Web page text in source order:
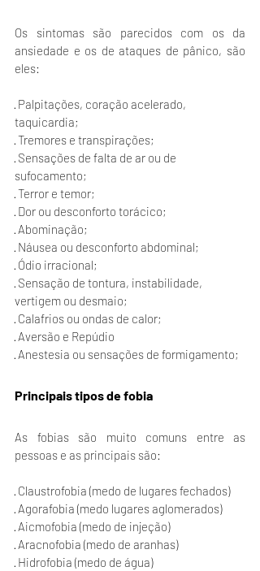
Os sintomas são parecidos com os da
ansiedade e os de ataques de pânico, são
eles:
· Palpitações, coração acelerado,
taquicardia;
· Tremores e transpirações;
· Sensações de falta de ar ou de
sufocamento;
· Terror e temor;
· Dor ou desconforto torácico;
· Abominação;
· Náusea ou desconforto abdominal;
· Ódio irracional;
· Sensação de tontura, instabilidade,
vertigem ou desmaio;
· Calafrios ou ondas de calor;
· Aversão e Repúdio
· Anestesia ou sensações de formigamento;
Principais tipos de fobia
As fobias são muito comuns entre as
pessoas e as principais são:
· Claustrofobia (medo de lugares fechados)
· Agorafobia (medo lugares aglomerados)
· Aicmofobia (medo de injeção)
· Aracnofobia (medo de aranhas)
· Hidrofobia (medo de água)